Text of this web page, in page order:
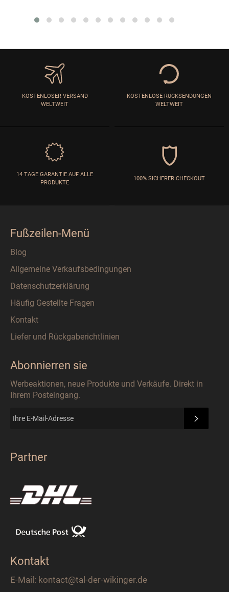
KOSTENLOSER VERSAND
WELTWEIT
KOSTENLOSE RÜCKSENDUNGEN
WELTWEIT
14 TAGE GARANTIE AUF ALLE
PRODUKTE
100% SICHERER CHECKOUT
Fußzeilen-Menü
Blog
Allgemeine Verkaufsbedingungen
Datenschutzerklärung
Häufig Gestellte Fragen
Kontakt
Liefer und Rückgaberichtlinien
Abonnierren sie
Werbeaktionen, neue Produkte und Verkäufe. Direkt in
Ihrem Posteingang.
Partner
Kontakt
E-Mail: kontact@tal-der-wikinger.de